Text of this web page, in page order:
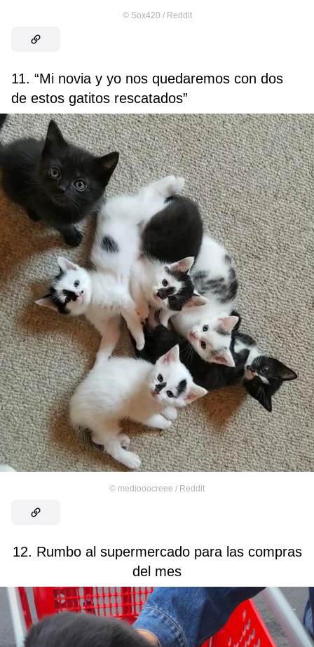
© Sox420 / Reddit
11. “Mi novia y yo nos quedaremos con dos
de estos gatitos rescatados”
© mediooocreee / Reddit
12. Rumbo al supermercado para las compras
del mes